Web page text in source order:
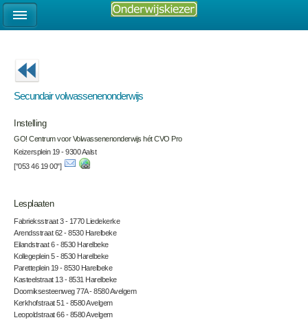
Secundair volwassenenonderwijs
Instelling
GO! Centrum voor Volwassenenonderwijs hét CVO Pro
Keizersplein 19 - 9300 Aalst
["053 46 19 00"]
Lesplaaten
Fabrieksstraat 3 - 1770 Liedekerke
Arendsstraat 62 - 8530 Harelbeke
Eilandstraat 6 - 8530 Harelbeke
Kollegeplein 5 - 8530 Harelbeke
Paretteplein 19 - 8530 Harelbeke
Kasteelstraat 13 - 8531 Harelbeke
Doorniksesteenweg 77A - 8580 Avelgem
Kerkhofstraat 51 - 8580 Avelgem
Leopoldstraat 66 - 8580 Avelgem